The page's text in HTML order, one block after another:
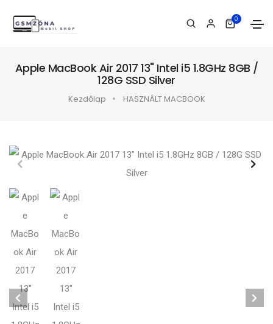
0
Apple MacBook Air 2017 13" Intel i5 1.8GHz 8GB /
128G SSD Silver
Kezdőlap HASZNÁLT MACBOOK